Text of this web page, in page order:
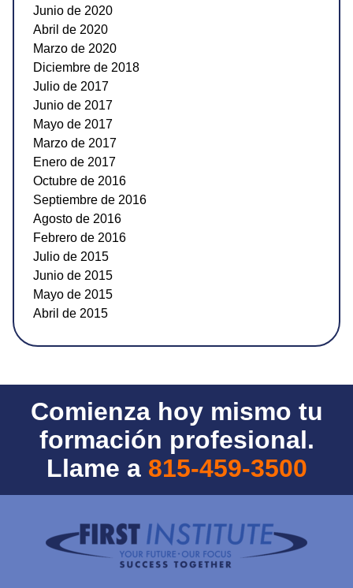
Junio de 2020
Abril de 2020
Marzo de 2020
Diciembre de 2018
Julio de 2017
Junio de 2017
Mayo de 2017
Marzo de 2017
Enero de 2017
Octubre de 2016
Septiembre de 2016
Agosto de 2016
Febrero de 2016
Julio de 2015
Junio de 2015
Mayo de 2015
Abril de 2015
Comienza hoy mismo tu
formación profesional.
Llame a 815-459-3500